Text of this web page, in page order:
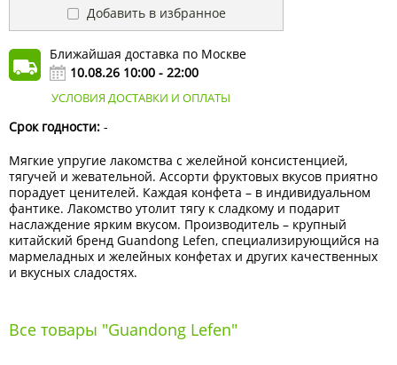
Добавить в избранное
Ближайшая доставка по Москве
10.08.26 10:00 - 22:00
УСЛОВИЯ ДОСТАВКИ И ОПЛАТЫ
Срок годности: -
Мягкие упругие лакомства с желейной консистенцией,
тягучей и жевательной. Ассорти фруктовых вкусов приятно
порадует ценителей. Каждая конфета – в индивидуальном
фантике. Лакомство утолит тягу к сладкому и подарит
наслаждение ярким вкусом. Производитель – крупный
китайский бренд Guandong Lefen, специализирующийся на
мармеладных и желейных конфетах и других качественных
и вкусных сладостях.
Все товары "Guandong Lefen"